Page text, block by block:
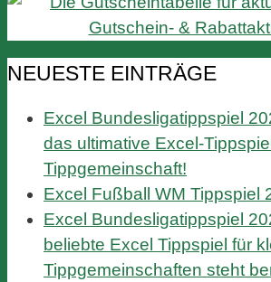
NEUESTE EINTRÄGE
Excel Bundesligatippspiel
das ultimative Excel-
Tippgemeinschaft!
Excel Fußball WM Tippspiel
Excel Bundesligatippspiel
beliebte Excel Tippspiel für
Tippgemeinschaften steht